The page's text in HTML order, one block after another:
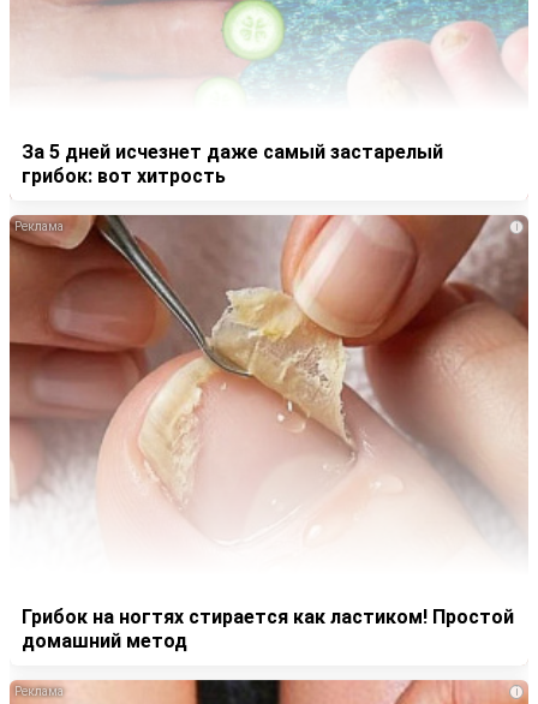
За 5 дней исчезнет даже самый застарелый
грибок: вот хитрость
i
Грибок на ногтях стирается как ластиком! Простой
домашний метод
i